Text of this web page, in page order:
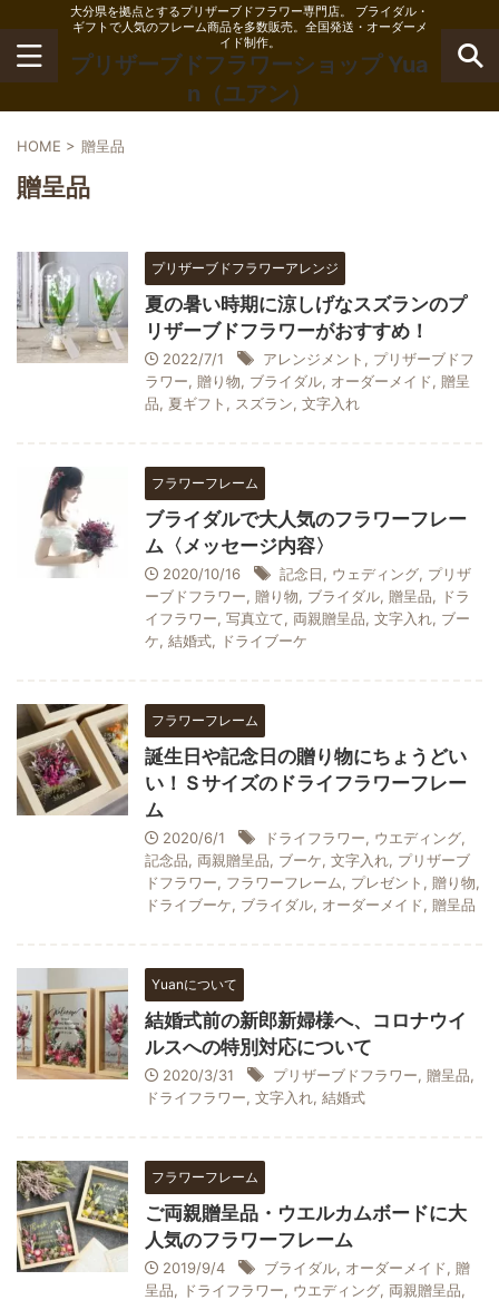
大分県を拠点とするプリザーブドフラワー専門店。 ブライダル・
ギフトで人気のフレーム商品を多数販売。全国発送・オーダーメ
イド制作。
プリザーブドフラワーショップ Yua
n（ユアン）
HOME > 贈呈品
贈呈品
プリザーブドフラワーアレンジ
夏の暑い時期に涼しげなスズランのプ
リザーブドフラワーがおすすめ！
2022/7/1 アレンジメント , プリザーブドフ
ラワー, 贈り物, ブライダル, オーダーメイド, 贈呈
品, 夏ギフト , スズラン, 文字入れ
フラワーフレーム
ブライダルで大人気のフラワーフレー
ム〈メッセージ内容〉
2020/10/16 記念日, ウェディング, プリザ
ーブドフラワー, 贈り物, ブライダル, 贈呈品, ドラ
イフラワー, 写真立て, 両親贈呈品, 文字入れ, ブー
ケ, 結婚式, ドライブーケ
フラワーフレーム
誕生日や記念日の贈り物にちょうどい
い！Ｓサイズのドライフラワーフレー
ム
2020/6/1 ドライフラワー, ウエディング,
記念品, 両親贈呈品, ブーケ, 文字入れ, プリザーブ
ドフラワー, フラワーフレーム, プレゼント , 贈り物,
ドライブーケ, ブライダル, オーダーメイド, 贈呈品
Yuanについて
結婚式前の新郎新婦様へ、コロナウイ
ルスへの特別対応について
2020/3/31 プリザーブドフラワー, 贈呈品,
ドライフラワー, 文字入れ, 結婚式
フラワーフレーム
ご両親贈呈品・ウエルカムボードに大
人気のフラワーフレーム
2019/9/4 ブライダル, オーダーメイド, 贈
呈品, ドライフラワー, ウエディング, 両親贈呈品,